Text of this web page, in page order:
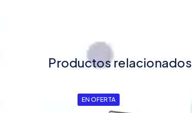
Productos relacionados
EN OFERTA